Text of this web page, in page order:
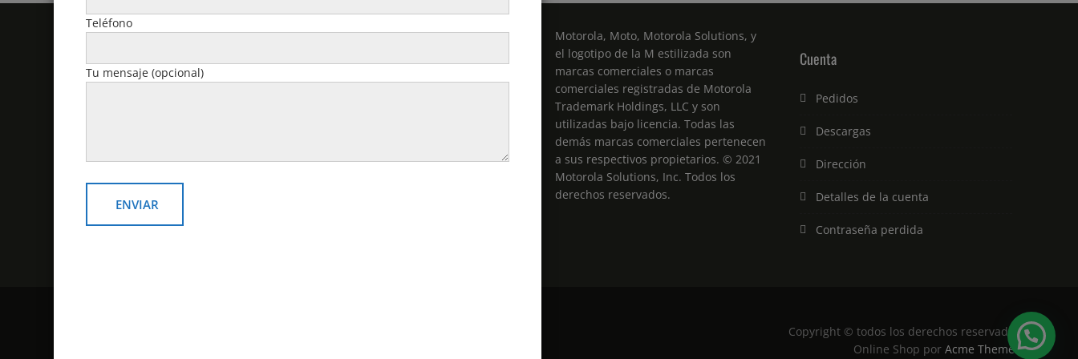
Politicas y Contacto
Contacto
Politicas de despacho
Motorola, Moto, Motorola Solutions, y
el logotipo de la M estilizada son
marcas comerciales o marcas
comerciales registradas de Motorola
Trademark Holdings, LLC y son
utilizadas bajo licencia. Todas las
demás marcas comerciales pertenecen
a sus respectivos propietarios. © 2021
Motorola Solutions, Inc. Todos los
derechos reservados.
Cuenta
Pedidos
Descargas
Dirección
Detalles de la cuenta
Contraseña perdida
Copyright © todos los derechos reservados
Online Shop por Acme Themes
Teléfono
Tu mensaje (opcional)